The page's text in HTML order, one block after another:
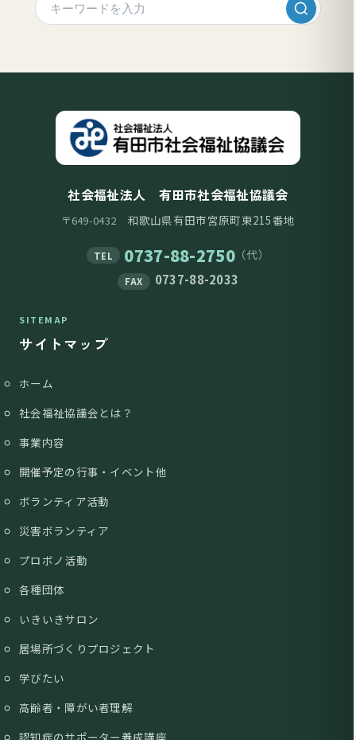
社会福祉法人 有田市社会福祉協議会
〒649-0432 和歌山県有田市宮原町東215番地
TEL 0737-88-2750（代）
FAX 0737-88-2033
SITEMAP
サイトマップ
ホーム
社会福祉協議会とは？
事業内容
開催予定の行事・イベント他
ボランティア活動
災害ボランティア
プロボノ活動
各種団体
いきいきサロン
居場所づくりプロジェクト
学びたい
高齢者・障がい者理解